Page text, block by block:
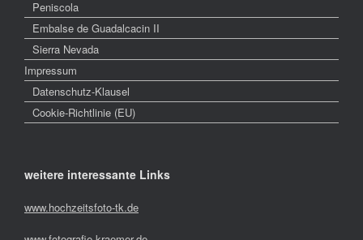
Peniscola
Embalse de Guadalcacin II
Sierra Nevada
Impressum
Datenschutz-Klausel
Cookie-Richtlinie (EU)
weitere interessante Links
www.hochzeitsfoto-tk.de